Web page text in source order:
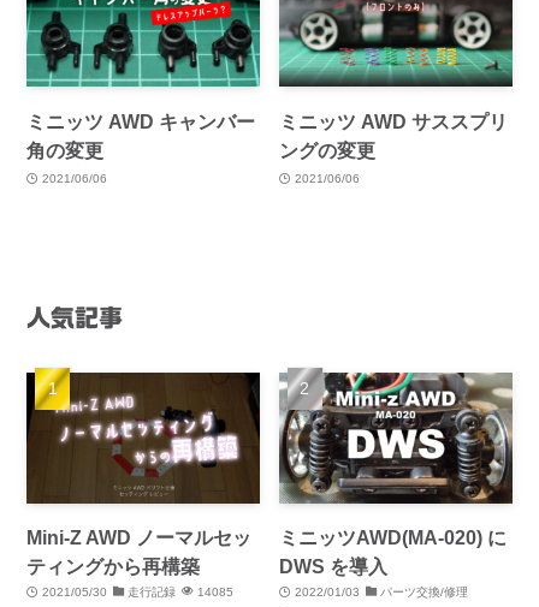
ミニッツ AWD キャンバー
角の変更
2021/06/06
ミニッツ AWD サススプリ
ングの変更
2021/06/06
人気記事
Mini-Z AWD ノーマルセッ
ティングから再構築
2021/05/30 走行記録 14085
ミニッツAWD(MA-020) に
DWS を導入
2022/01/03
パーツ交換/修理